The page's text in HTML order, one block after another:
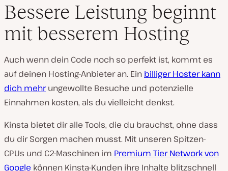
Bessere Leistung beginnt
mit besserem Hosting
Auch wenn dein Code noch so perfekt ist, kommt es
auf deinen Hosting-Anbieter an. Ein billiger Hoster kann
dich mehrungewollte Besuche und potenzielle
Einnahmen kosten, als du vielleicht denkst.
Kinsta bietet dir alle Tools, die du brauchst, ohne dass
du dir Sorgen machen musst. Mit unseren Spitzen-
CPUs und C2-Maschinen im Premium Tier Network von
Google können Kinsta-Kunden ihre Inhalte blitzschnell